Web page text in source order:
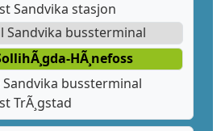
Sandvika stasjon
Sandvika bussterminal
HÃ¸nefoss
Sandvika bussterminal
TrÃ¸gstad